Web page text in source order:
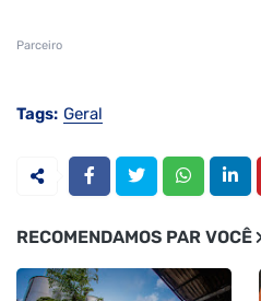
Parceiro
Tags: Geral
RECOMENDAMOS PAR VOCÊ